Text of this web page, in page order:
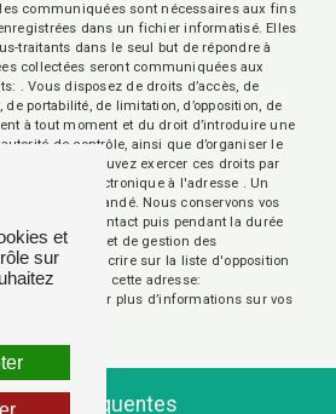
communiquées sont nécessaires aux fins
dans un fichier informatisé. Elles
traitants dans le seul but de répondre à
collectées seront communiquées aux
. Vous disposez de droits d’accès, de
portabilité, de limitation, d’opposition, de
à tout moment et du droit d’introduire une
de contrôle, ainsi que d’organiser le
Vous pouvez exercer ces droits par
par courrier électronique à l'adresse . Un
vous être demandé. Nous conservons vos
de prise de contact puis pendant la durée
fins probatoires et de gestion des
droit de vous inscrire sur la liste d'opposition
disponible à cette adresse:
le site cnil.fr pour plus d’informations sur vos
fréquentes
et
sur